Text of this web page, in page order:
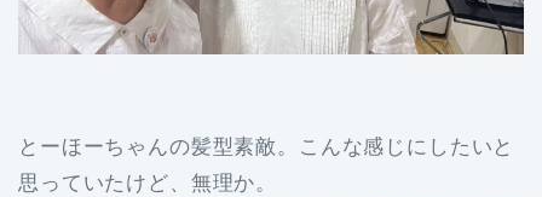
とーほーちゃんの髪型素敵。こんな感じにしたいと
思っていたけど、無理か。